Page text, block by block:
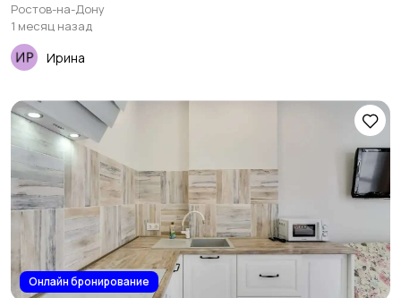
Ростов-на-Дону
1 месяц назад
Ирина
Онлайн бронирование